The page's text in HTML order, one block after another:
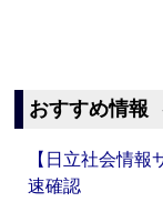
おすすめ情報
【日立社会情
速確認